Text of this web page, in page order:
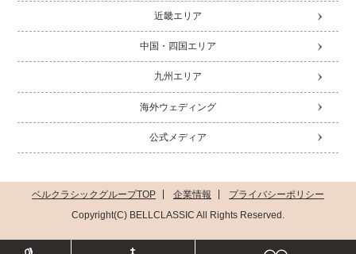
近畿エリア
中国・四国エリア
九州エリア
海外ウェディング
公式メディア
ベルクラシックグループTOP 企業情報
プライバシーポリシー
Copyright(C) BELLCLASSIC All Rights Reserved.